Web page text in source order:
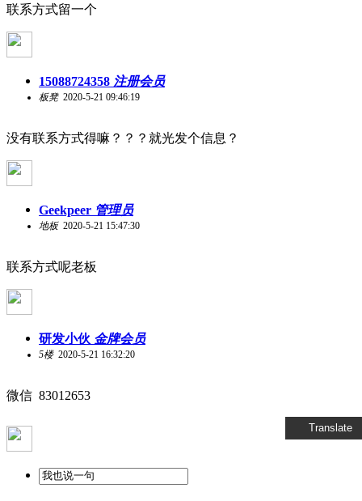
联系方式留一个
15088724358 注册会员
板凳2020-5-21 09:46:19
没有联系方式得嘛？？？就光发个信息？
Geekpeer 管理员
地板2020-5-21 15:47:30
联系方式呢老板
研发小伙 金牌会员
5楼 2020-5-21 16:32:20
微信 83012653
Translate